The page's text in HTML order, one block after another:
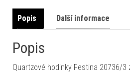
Popis Další informace
Popis
Quartzové hodinky Festina 20736/3